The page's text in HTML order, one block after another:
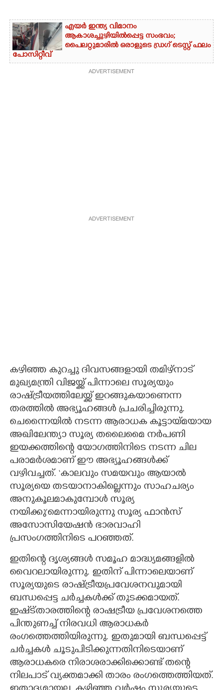
എയർ ഇന്ത്യ വിമാനം
ആകാശച്ചുഴിയിൽപ്പെട്ട സംഭവം;
പൈലറ്റുമാരിൽ ഒരാളുടെ ഡ്രഗ് ടെസ്റ്റ് ഫലം
പോസിറ്റീവ്
ADVERTISEMENT
ADVERTISEMENT
കഴിഞ്ഞ കുറച്ചു ദിവസങ്ങളായി തമിഴ്നാട്
മുഖ്യമന്ത്രി വിജയ്ക്ക് പിന്നാലെ സൂര്യയും
രാഷ്ട്രീയത്തിലേയ്ക്ക് ഇറങ്ങുകയാണെന്ന
തരത്തിൽ അഭ്യൂഹങ്ങൾ പ്രചരിച്ചിരുന്നു.
ചെന്നൈയിൽ നടന്ന ആരാധക കൂട്ടായ്മയായ
അഖിലേന്ത്യാ സൂര്യ തലൈമൈ നർപണി
ഇയക്കത്തിന്റെ യോഗത്തിനിടെ നടന്ന ചില
പരാമർശമാണ് ഈ അഭ്യൂഹങ്ങൾക്ക്
വഴിവച്ചത്. ‘കാലവും സമയവും ആയാൽ
സൂര്യയെ തടയാനാകില്ലെന്നും സാഹചര്യം
അനുകൂലമാകുമ്പോൾ സൂര്യ
നയിക്കു’മെന്നായിരുന്നു സൂര്യ ഫാൻസ്
അസോസിയേഷൻ ഭാരവാഹി
പ്രസംഗത്തിനിടെ പറഞ്ഞത്.
ഇതിന്റെ ദൃശ്യങ്ങൾ സമൂഹ മാദ്ധ്യമങ്ങളിൽ
വൈറലായിരുന്നു. ഇതിന് പിന്നാലെയാണ്
സൂര്യയുടെ രാഷ്ട്രീയപ്രവേശനവുമായി
ബന്ധപ്പെട്ട ചർച്ചകൾക്ക് തുടക്കമായത്.
ഇഷ്ട്താരത്തിന്റെ രാഷട്രീയ പ്രവേശനത്തെ
പിന്തുണച്ച് നിരവധി ആരാധകർ
രംഗത്തെത്തിയിരുന്നു. ഇതുമായി ബന്ധപ്പെട്ട്
ചർച്ചകൾ ചൂടുപിടിക്കുന്നതിനിടെയാണ്
ആരാധകരെ നിരാശരാക്കിക്കൊണ്ട് തന്റെ
നിലപാട് വ്യക്തമാക്കി താരം രംഗത്തെത്തിയത്.